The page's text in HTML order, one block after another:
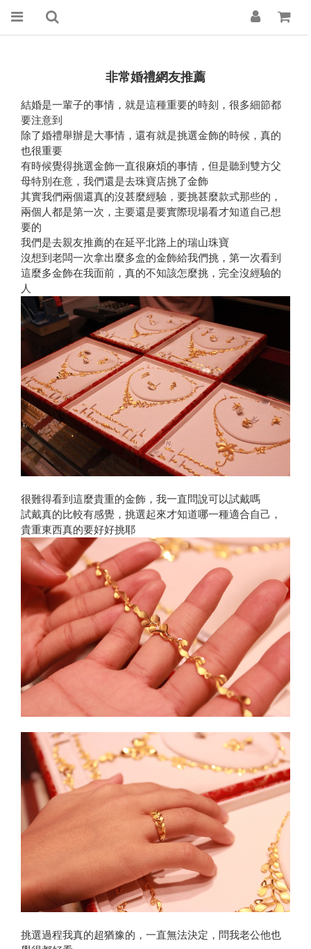
非常婚禮網友推薦
結婚是一輩子的事情，就是這種重要的時刻，很多細節都
要注意到
除了婚禮舉辦是大事情，還有就是挑選金飾的時候，真的
也很重要
有時候覺得挑選金飾一直很麻煩的事情，但是聽到雙方父
母特別在意，我們還是去珠寶店挑了金飾
其實我們兩個還真的沒甚麼經驗，要挑甚麼款式那些的，
兩個人都是第一次，主要還是要實際現場看才知道自己想
要的
我們是去親友推薦的在延平北路上的瑞山珠寶
沒想到老闆一次拿出麼多盒的金飾給我們挑，第一次看到
這麼多金飾在我面前，真的不知該怎麼挑，完全沒經驗的
人
很難得看到這麼貴重的金飾，我一直問說可以試戴嗎
試戴真的比較有感覺，挑選起來才知道哪一種適合自己，
貴重東西真的要好好挑耶
挑選過程我真的超猶豫的，一直無法決定，問我老公他也